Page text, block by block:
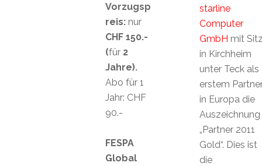
starline
Computer
GmbH mit
in Kirchheim
unter Teck als
erstem
in Europa die
Auszeichnung
„Partner 2011
Gold“. Dies ist
die
Vorzugsp
reis: nur
CHF 150.-
(für 2
Jahre).
Abo für 1
Jahr: CHF
90.-
FESPA
Global